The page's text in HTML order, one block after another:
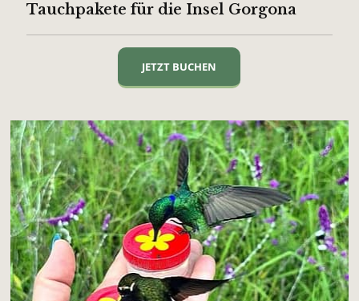
Tauchpakete für die Insel Gorgona
JETZT BUCHEN